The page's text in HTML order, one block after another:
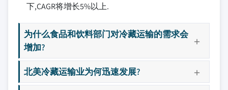
下,CAGR将增长5%以上.
为什么食品和饮料部门对冷藏运输的需求会
增加?
北美冷藏运输业为何迅速发展?